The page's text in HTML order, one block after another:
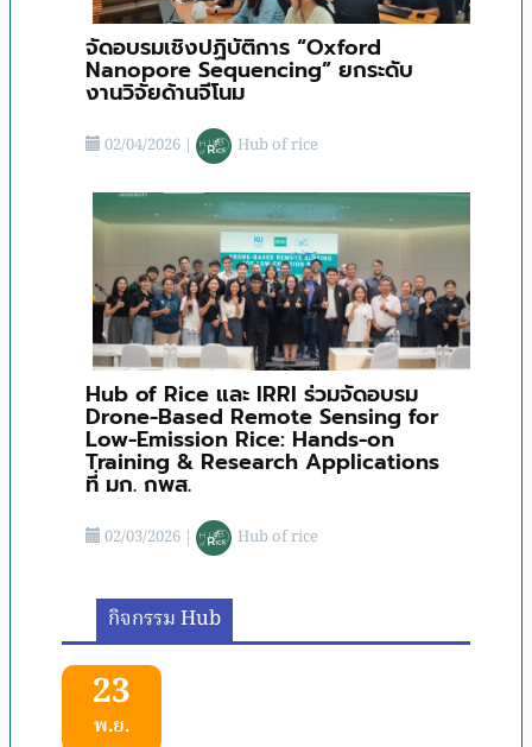
จัดอบรมเชิงปฏิบัติการ “Oxford
Nanopore Sequencing” ยกระดับ
งานวิจัยด้านจีโนม
02/04/2026 | Hub of rice
Hub of Rice และ IRRI ร่วมจัดอบรม
Drone-Based Remote Sensing for
Low-Emission Rice: Hands-on
Training & Research Applications
ที่ มก. กพส.
02/03/2026 | Hub of rice
กิจกรรม Hub
23
พ.ย.